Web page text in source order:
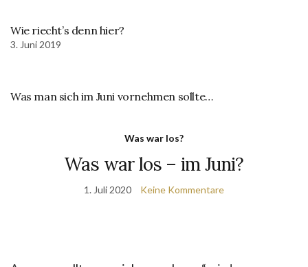
Wie riecht’s denn hier?
3. Juni 2019
Was man sich im Juni vornehmen sollte…
Was war los?
Was war los – im Juni?
1. Juli 2020 Keine Kommentare